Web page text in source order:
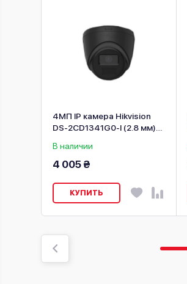
4МП IP камера Hikvision
DS-2CD1341G0-I (2.8 мм)
В наличии
4 005 ₴
КУПИТЬ